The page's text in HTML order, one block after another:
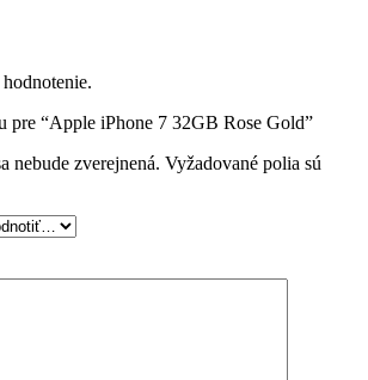
pre “Apple iPhone 7 32GB Rose Gold”
nebude zverejnená. Vyžadované polia sú